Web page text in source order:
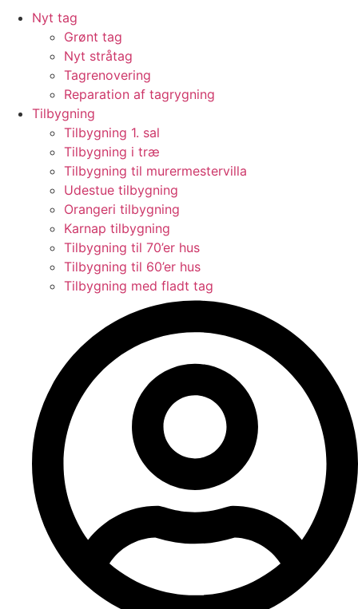
Nyt tag
Grønt tag
Nyt stråtag
Tagrenovering
Reparation af tagrygning
Tilbygning
Tilbygning 1. sal
Tilbygning i træ
Tilbygning til murermestervilla
Udestue tilbygning
Orangeri tilbygning
Karnap tilbygning
Tilbygning til 70’er hus
Tilbygning til 60’er hus
Tilbygning med fladt tag